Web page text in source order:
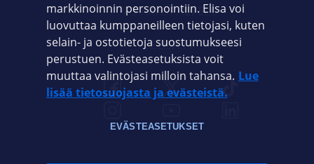
ASIAKASPALVELU
ELISA.FI
markkinoinnin personointiin. Elisa voi
luovuttaa kumppaneilleen tietojasi, kuten
selain- ja ostotietoja suostumukseesi
perustuen. Evästeasetuksista voit
muuttaa valintojasi milloin tahansa. Lue
lisää tietosuojasta ja evästeistä.
EVÄSTEASETUKSET